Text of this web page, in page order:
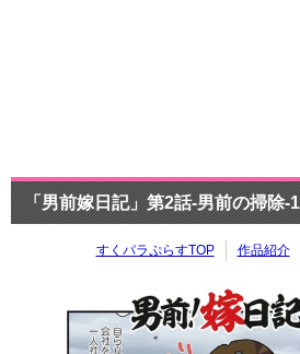
「男前嫁日記」第2話-男前の掃除-1
すくパラぷらすTOP 作品紹介